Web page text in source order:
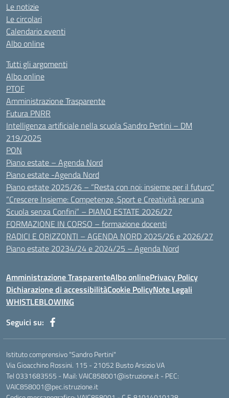
Le notizie
Le circolari
Calendario eventi
Albo online
Tutti gli argomenti
Albo online
PTOF
Amministrazione Trasparente
Futura PNRR
Intelligenza artificiale nella scuola Sandro Pertini – DM
219/2025
PON
Piano estate – Agenda Nord
Piano estate -Agenda Nord
Piano estate 2025/26 – “Resta con noi: insieme per il futuro”
“Crescere Insieme: Competenze, Sport e Creatività per una
Scuola senza Confini” – PIANO ESTATE 2026/27
FORMAZIONE IN CORSO – formazione docenti
RADICI E ORIZZONTI – AGENDA NORD 2025/26 e 2026/27
Piano estate 20234/24 e 2024/25 – Agenda Nord
Amministrazione TrasparenteAlbo onlinePrivacy Policy
Dichiarazione di accessibilitàCookie PolicyNote Legali
WHISTLEBLOWING
Seguici su:
Istituto comprensivo "Sandro Pertini"
Via Gioacchino Rossini. 115 - 21052 Busto Arsizio VA
Tel 0331683555 - Mail: VAIC858001@istruzione.it - PEC:
VAIC858001@pec.istruzione.it